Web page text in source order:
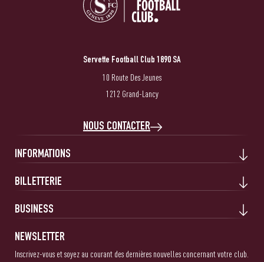
Servette Football Club 1890 SA
10 Route Des Jeunes
1212 Grand-Lancy
NOUS CONTACTER
INFORMATIONS
BILLETTERIE
BUSINESS
NEWSLETTER
Inscrivez-vous et soyez au courant des dernières nouvelles concernant votre club.